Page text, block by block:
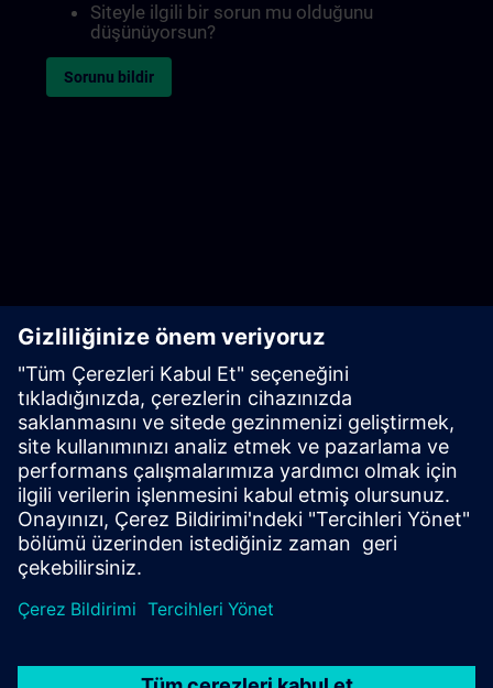
Siteyle ilgili bir sorun mu olduğunu
düşünüyorsun?
Sorunu bildir